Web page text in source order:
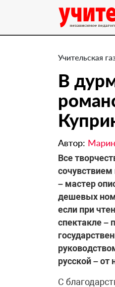
Учительская
В
Автор:
Все
– мастер
дешевых
если при
спектакле –
русской –
С